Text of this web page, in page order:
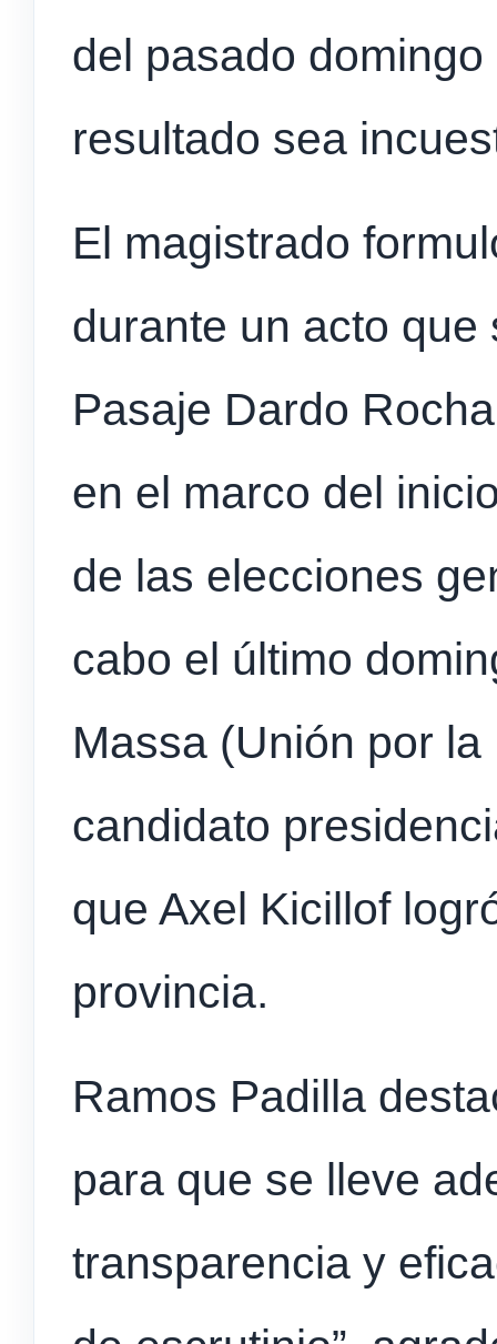
del pasado
resultado sea
El magistrado
durante un acto
Pasaje Dardo
en el marco del
de las elecciones
cabo el último
Massa (Unión por
candidato
que Axel Kicillof
provincia.
Ramos Padilla
para que se lleve
transparencia y